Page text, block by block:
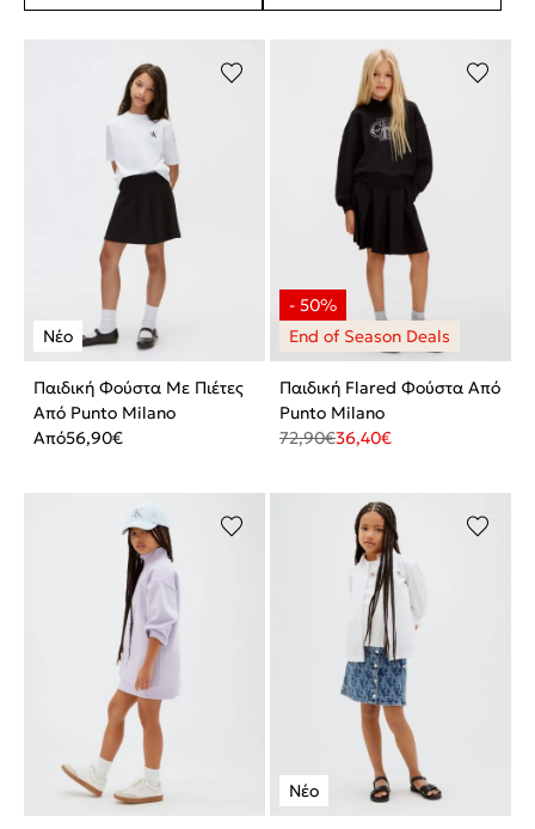
Παιδική Φούστα Με Πιέτες
Από Punto Milano
Από56,90€
Παιδική Flared Φούστα Από
Punto Milano
72,90€36,40€